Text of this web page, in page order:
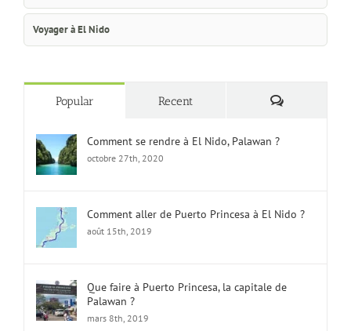
Voyager à El Nido
Popular Recent
Comment se rendre à El Nido, Palawan ?
octobre 27th, 2020
Comment aller de Puerto Princesa à El Nido ?
août 15th, 2019
Que faire à Puerto Princesa, la capitale de
Palawan ?
mars 8th, 2019